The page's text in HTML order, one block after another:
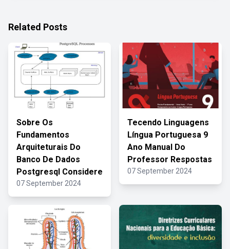
Related Posts
Sobre Os
Fundamentos
Arquiteturais Do
Banco De Dados
Postgresql Considere
07 September 2024
Tecendo Linguagens
Língua Portuguesa 9
Ano Manual Do
Professor Respostas
07 September 2024